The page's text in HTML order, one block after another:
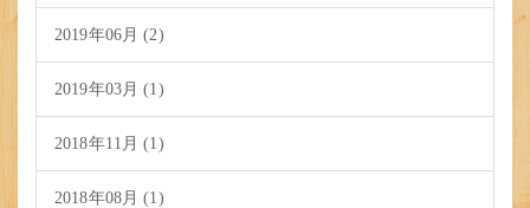
2019年06月 (2)
2019年03月 (1)
2018年11月 (1)
2018年08月 (1)